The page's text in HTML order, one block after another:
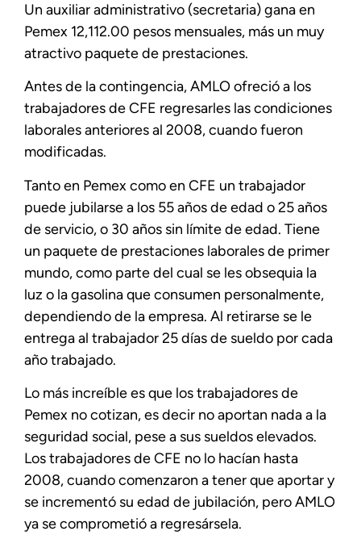
Un auxiliar administrativo (secretaria) gana en
Pemex 12,112.00 pesos mensuales, más un muy
atractivo paquete de prestaciones.
Antes de la contingencia, AMLO ofreció a los
trabajadores de CFE regresarles las condiciones
laborales anteriores al 2008, cuando fueron
modificadas.
Tanto en Pemex como en CFE un trabajador
puede jubilarse a los 55 años de edad o 25 años
de servicio, o 30 años sin límite de edad. Tiene
un paquete de prestaciones laborales de primer
mundo, como parte del cual se les obsequia la
luz o la gasolina que consumen personalmente,
dependiendo de la empresa. Al retirarse se le
entrega al trabajador 25 días de sueldo por cada
año trabajado.
Lo más increíble es que los trabajadores de
Pemex no cotizan, es decir no aportan nada a la
seguridad social, pese a sus sueldos elevados.
Los trabajadores de CFE no lo hacían hasta
2008, cuando comenzaron a tener que aportar y
se incrementó su edad de jubilación, pero AMLO
ya se comprometió a regresársela.